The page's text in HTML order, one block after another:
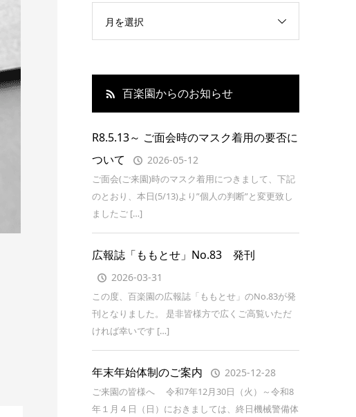
月を選択
百楽園からのお知らせ
R8.5.13～ ご面会時のマスク着用の要否に
ついて
2026-05-12
ご面会(ご来園)時のマスク着用につきまして、下記
のとおり、本日(5/13)より”個人の判断”と変更致し
ましたご […]
広報誌「ももとせ」No.83 発刊
2026-03-31
この度、百楽園の広報誌「ももとせ」のNo.83が発
刊となりました。 是非皆様方で広くご高覧いただ
ければ幸いです […]
年末年始体制のご案内 2025-12-28
ご来園の皆様へ 令和7年12月30日（火）～令和8
年１月４日（日）におきましては、終日機械警備体